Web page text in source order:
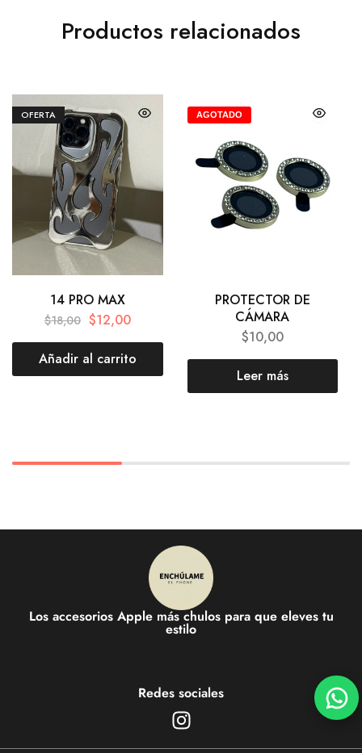
Productos relacionados
OFERTA
14 PRO MAX
$18,00 $12,00
Añadir al carrito
AGOTADO
PROTECTOR DE
CÁMARA
$10,00
Leer más
Los accesorios Apple más chulos para que eleves tu
estilo
Redes sociales